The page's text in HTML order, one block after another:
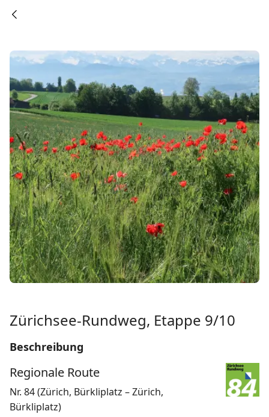
Zürichsee-Rundweg, Etappe 9/10
Beschreibung
Regionale Route
Nr. 84 (Zürich, Bürkliplatz – Zürich,
Bürkliplatz)